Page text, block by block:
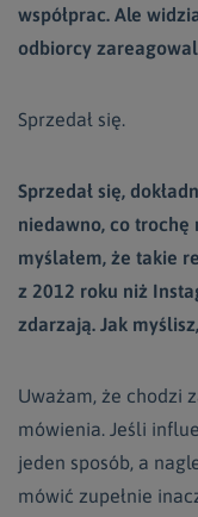
współprac. Ale
odbiorcy
Sprzedał się.
Sprzedał się,
niedawno, co trochę
myślałem, że takie
z 2012 roku niż
zdarzają. Jak
Uważam, że chodzi
mówienia. Jeśli
jeden sposób, a
mówić zupełnie